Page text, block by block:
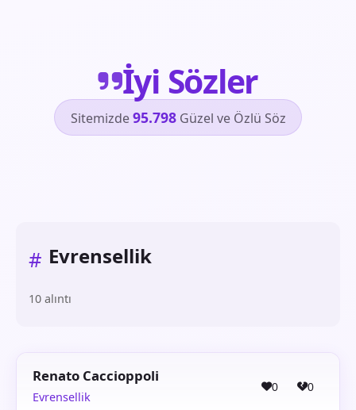
İyi Sözler
Sitemizde95.798Güzel ve Özlü Söz
# Evrensellik
10 alıntı
Renato Caccioppoli
Evrensellik
0 0